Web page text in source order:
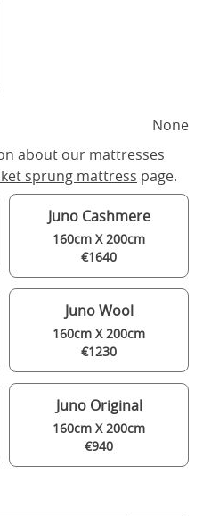
None
about our mattresses
sprung mattress page.
Juno Cashmere
160cm X 200cm
€1640
Juno Wool
160cm X 200cm
€1230
Juno Original
160cm X 200cm
€940